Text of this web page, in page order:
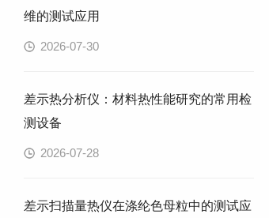
维的测试应用
2026-07-30
差示热分析仪：材料热性能研究的常用检
测设备
2026-07-28
差示扫描量热仪在涤纶色母粒中的测试应